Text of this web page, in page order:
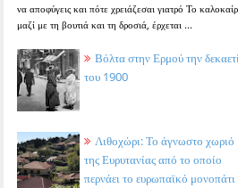
να αποφύγεις και πότε χρειάζεσαι γιατρό Το
μαζί με τη βουτιά και τη δροσιά, έρχεται ...
Βόλτα στην Ερμού την
του 1900
Λιθοχώρι: Το άγνωστο χωριό
της Ευρυτανίας από το οποίο
περνάει το ευρωπαϊκό